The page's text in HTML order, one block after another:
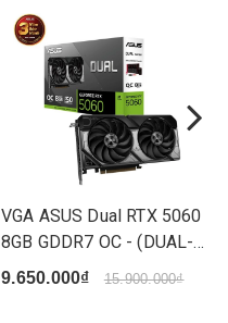
VGA ASUS Dual RTX 5060
8GB GDDR7 OC - (DUAL-
RTX...
9.650.000₫ 15.900.000₫